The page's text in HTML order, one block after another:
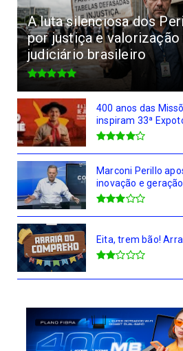
A luta silenciosa dos
por justiça e
judiciário brasileiro
400 anos das
inspiram 33ª
Marconi Perillo
inovação e
Eita, trem bão!